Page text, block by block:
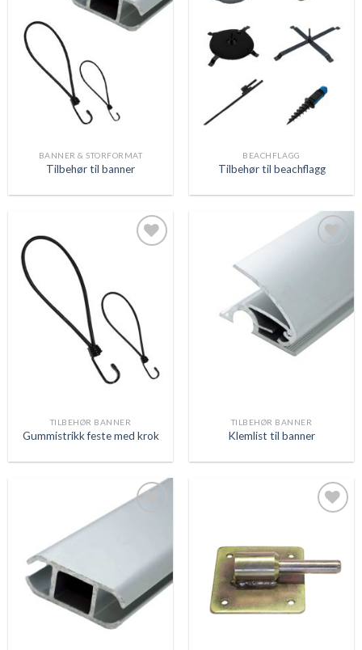
Legg
til
BANNER & STORFORMAT
Tilbehør til banner
ønskeliste
BEACHFLAGG
Tilbehør til beachflagg
ønskeliste
TILBEHØR BANNER
Gummistrikk feste med krok
ønskeliste
TILBEHØR BANNER
Klemlist til banner
ønskeliste
til
ønskeliste